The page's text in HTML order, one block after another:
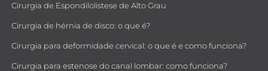
Cirurgia de Espondilolistese de Alto Grau
Cirurgia de hérnia de disco: o que é?
Cirurgia para deformidade cervical: o que é e como funciona?
Cirurgia para estenose do canal lombar: como funciona?